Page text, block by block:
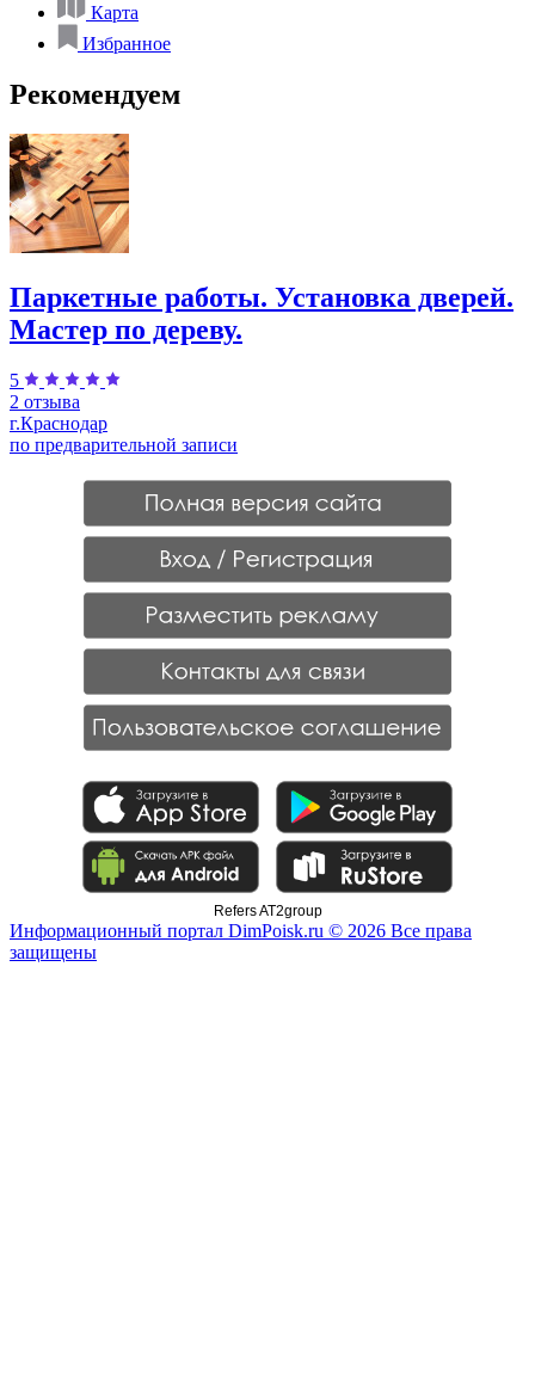
Карта
Избранное
Рекомендуем
Паркетные работы. Установка дверей.
Мастер по дереву.
5
2 отзыва
г.Краснодар
по предварительной записи
Refers AT2group
Информационный портал DimPoisk.ru © 2026 Все права
защищены